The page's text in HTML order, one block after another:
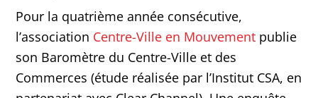
Pour la quatrième année consécutive,
l’association Centre-Ville en Mouvement publie
son Baromètre du Centre-Ville et des
Commerces (étude réalisée par l’Institut CSA, en